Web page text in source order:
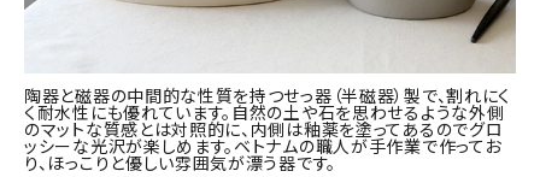
陶器と磁器の中間的な性質を持つせっ器（半磁器）製で、割れにく
く耐水性にも優れています。自然の土や石を思わせるような外側
のマットな質感とは対照的に、内側は釉薬を塗ってあるのでグロ
ッシーな光沢が楽しめます。ベトナムの職人が手作業で作ってお
り、ほっこりと優しい雰囲気が漂う器です。